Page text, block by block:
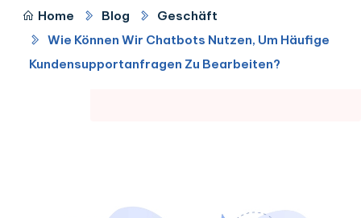
Home Blog
Geschäft
Wie Können Wir Chatbots Nutzen, Um Häufige
Kundensupportanfragen Zu Bearbeiten?